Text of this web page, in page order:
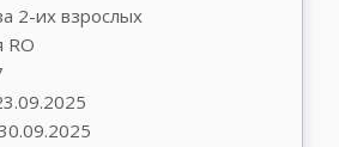
2-их взрослых
RO